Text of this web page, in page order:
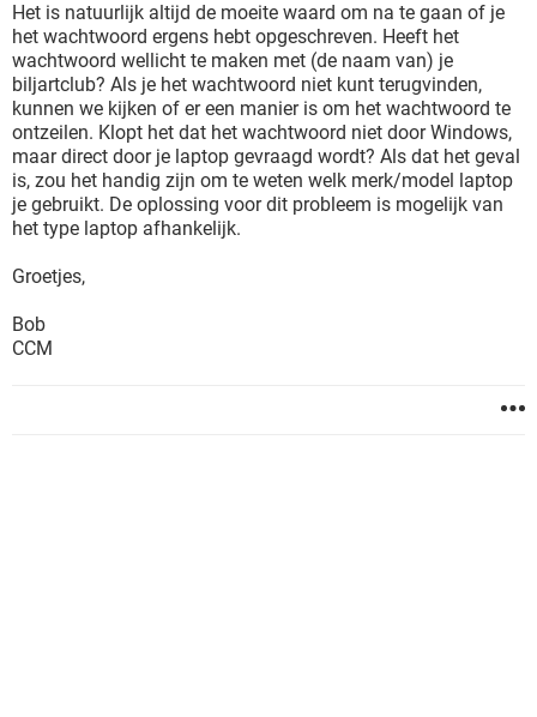
Het is natuurlijk altijd de moeite waard om na te gaan of je
het wachtwoord ergens hebt opgeschreven. Heeft het
wachtwoord wellicht te maken met (de naam van) je
biljartclub? Als je het wachtwoord niet kunt terugvinden,
kunnen we kijken of er een manier is om het wachtwoord te
ontzeilen. Klopt het dat het wachtwoord niet door Windows,
maar direct door je laptop gevraagd wordt? Als dat het geval
is, zou het handig zijn om te weten welk merk/model laptop
je gebruikt. De oplossing voor dit probleem is mogelijk van
het type laptop afhankelijk.
Groetjes,
Bob
CCM